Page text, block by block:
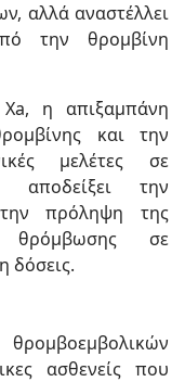
αλλά αναστέλλει
την θρομβίνη
η απιξαμπάνη
και την
μελέτες σε
αποδείξει την
πρόληψη της
θρόμβωσης σε
δόσεις.
ασθενείς που